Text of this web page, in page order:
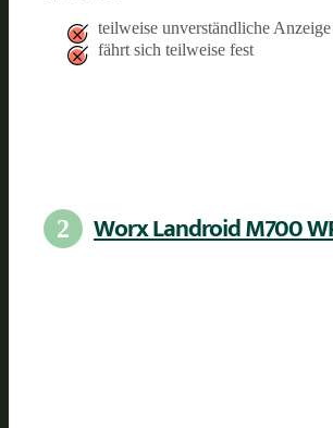
teilweise unverständliche
fährt sich teilweise fest
2 Worx Landroid M700